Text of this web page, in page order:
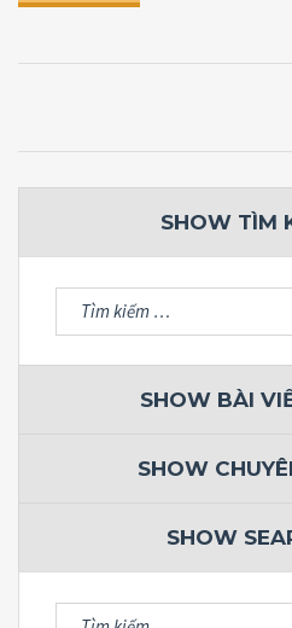
SHOW TÌM
Tìm
SHOW BÀI
SHOW
SHOW
Tìm